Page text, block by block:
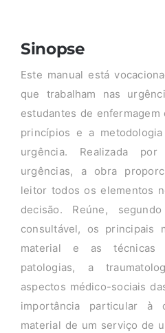
Sinopse
Este manual está
que trabalham nas
estudantes de
princípios e a
urgência. Realizada
urgências, a obra
leitor todos os elementos
decisão. Reúne,
consultável, os principais
material e as técnicas
patologias, a
aspectos médico-sociais
importância particular à
material de um serviço de